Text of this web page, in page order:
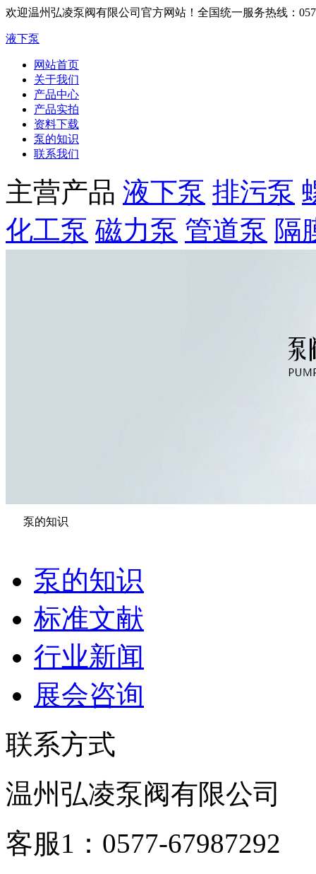
欢迎温州弘凌泵阀有限公司官方网站！ 全国统一服务热线：
液下泵
网站首页
关于我们
产品中心
产品实拍
资料下载
泵的知识
联系我们
主营产品 液下泵 排污泵
化工泵 磁力泵 管道泵 隔
泵的知识
泵的知识
标准文献
行业新闻
展会咨询
联系方式
温州弘凌泵阀有限公司
客服1：0577-67987292